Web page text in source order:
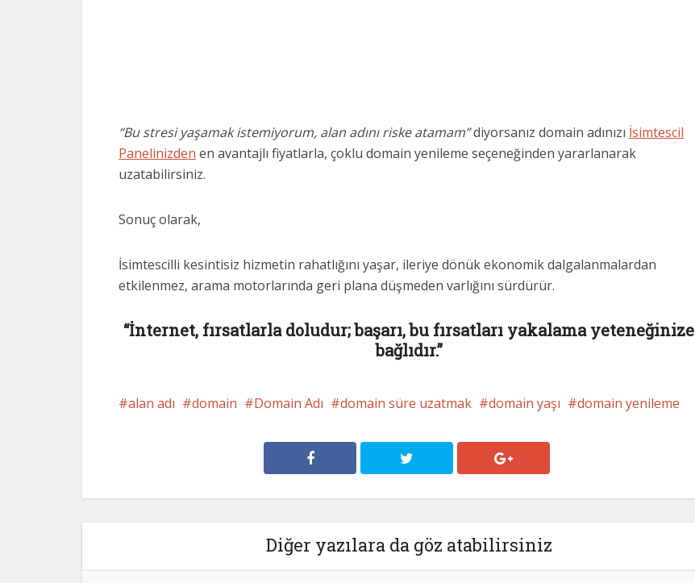
“Bu stresi yaşamak istemiyorum, alan adını riske atamam”diyorsanız domain adınızı İsimtescil
Panelinizden en avantajlı fiyatlarla, çoklu domain yenileme seçeneğinden yararlanarak
uzatabilirsiniz.
Sonuç olarak,
İsimtescilli kesintisiz hizmetin rahatlığını yaşar, ileriye dönük ekonomik dalgalanmalardan
etkilenmez, arama motorlarında geri plana düşmeden varlığını sürdürür.
“İnternet, fırsatlarla doludur; başarı, bu fırsatları yakalama yeteneğinize
bağlıdır.”
alan adı domain Domain Adı domain süre uzatmak domain yaşı domain yenileme
Diğer yazılara da göz atabilirsiniz